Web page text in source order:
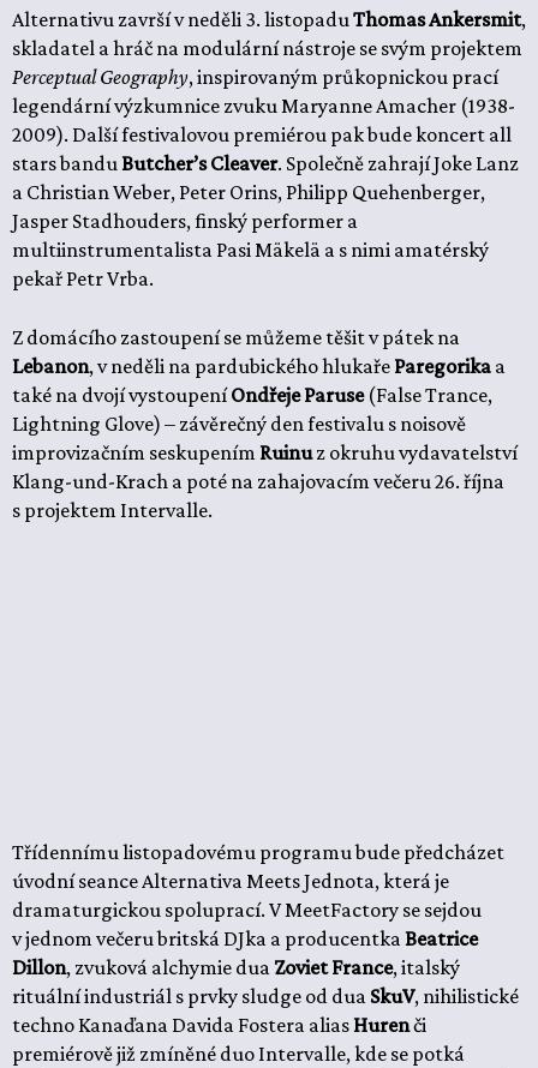
Alternativu završí v neděli 3. listopadu Thomas Ankersmit,
skladatel a hráč na modulární nástroje se svým projektem
Perceptual Geography, inspirovaným průkopnickou prací
legendární výzkumnice zvuku Maryanne Amacher (1938-
2009). Další festivalovou premiérou pak bude koncert all
stars bandu Butcher’s Cleaver. Společně zahrají Joke Lanz
a Christian Weber, Peter Orins, Philipp Quehenberger,
Jasper Stadhouders, finský performer a
multiinstrumentalista Pasi Mäkelä a s nimi amatérský
pekař Petr Vrba.
Z domácího zastoupení se můžeme těšit v pátek na
Lebanon, v neděli na pardubického hlukaře Paregorika a
také na dvojí vystoupeníOndřeje Paruse(False Trance,
Lightning Glove) – závěrečný den festivalu s noisově
improvizačním seskupením Ruinuz okruhu vydavatelství
Klang-und-Krach a poté na zahajovacím večeru 26. října
s projektem Intervalle.
Třídennímu listopadovému programu bude předcházet
úvodní seance Alternativa Meets Jednota, která je
dramaturgickou spoluprací. V MeetFactory se sejdou
v jednom večeru britská DJka a producentka Beatrice
Dillon, zvuková alchymie dua Zoviet France, italský
rituální industriál s prvky sludge od dua SkuV, nihilistické
techno Kanaďana Davida Fostera alias Hurenči
premiérově již zmíněné duo Intervalle, kde se potká